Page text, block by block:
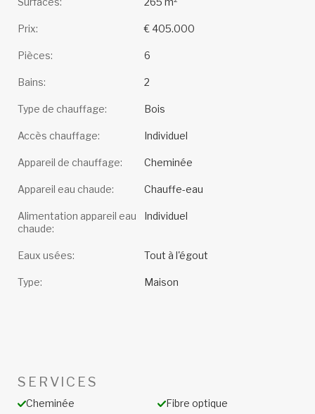
Prix: € 405.000
Pièces: 6
Bains: 2
Type de chauffage: Bois
Accès chauffage: Individuel
Appareil de chauffage: Cheminée
Appareil eau chaude: Chauffe-eau
Alimentation appareil eau
chaude:
Individuel
Eaux usées: Tout à l'égout
Type: Maison
SERVICES
Cheminée
Fibre optique